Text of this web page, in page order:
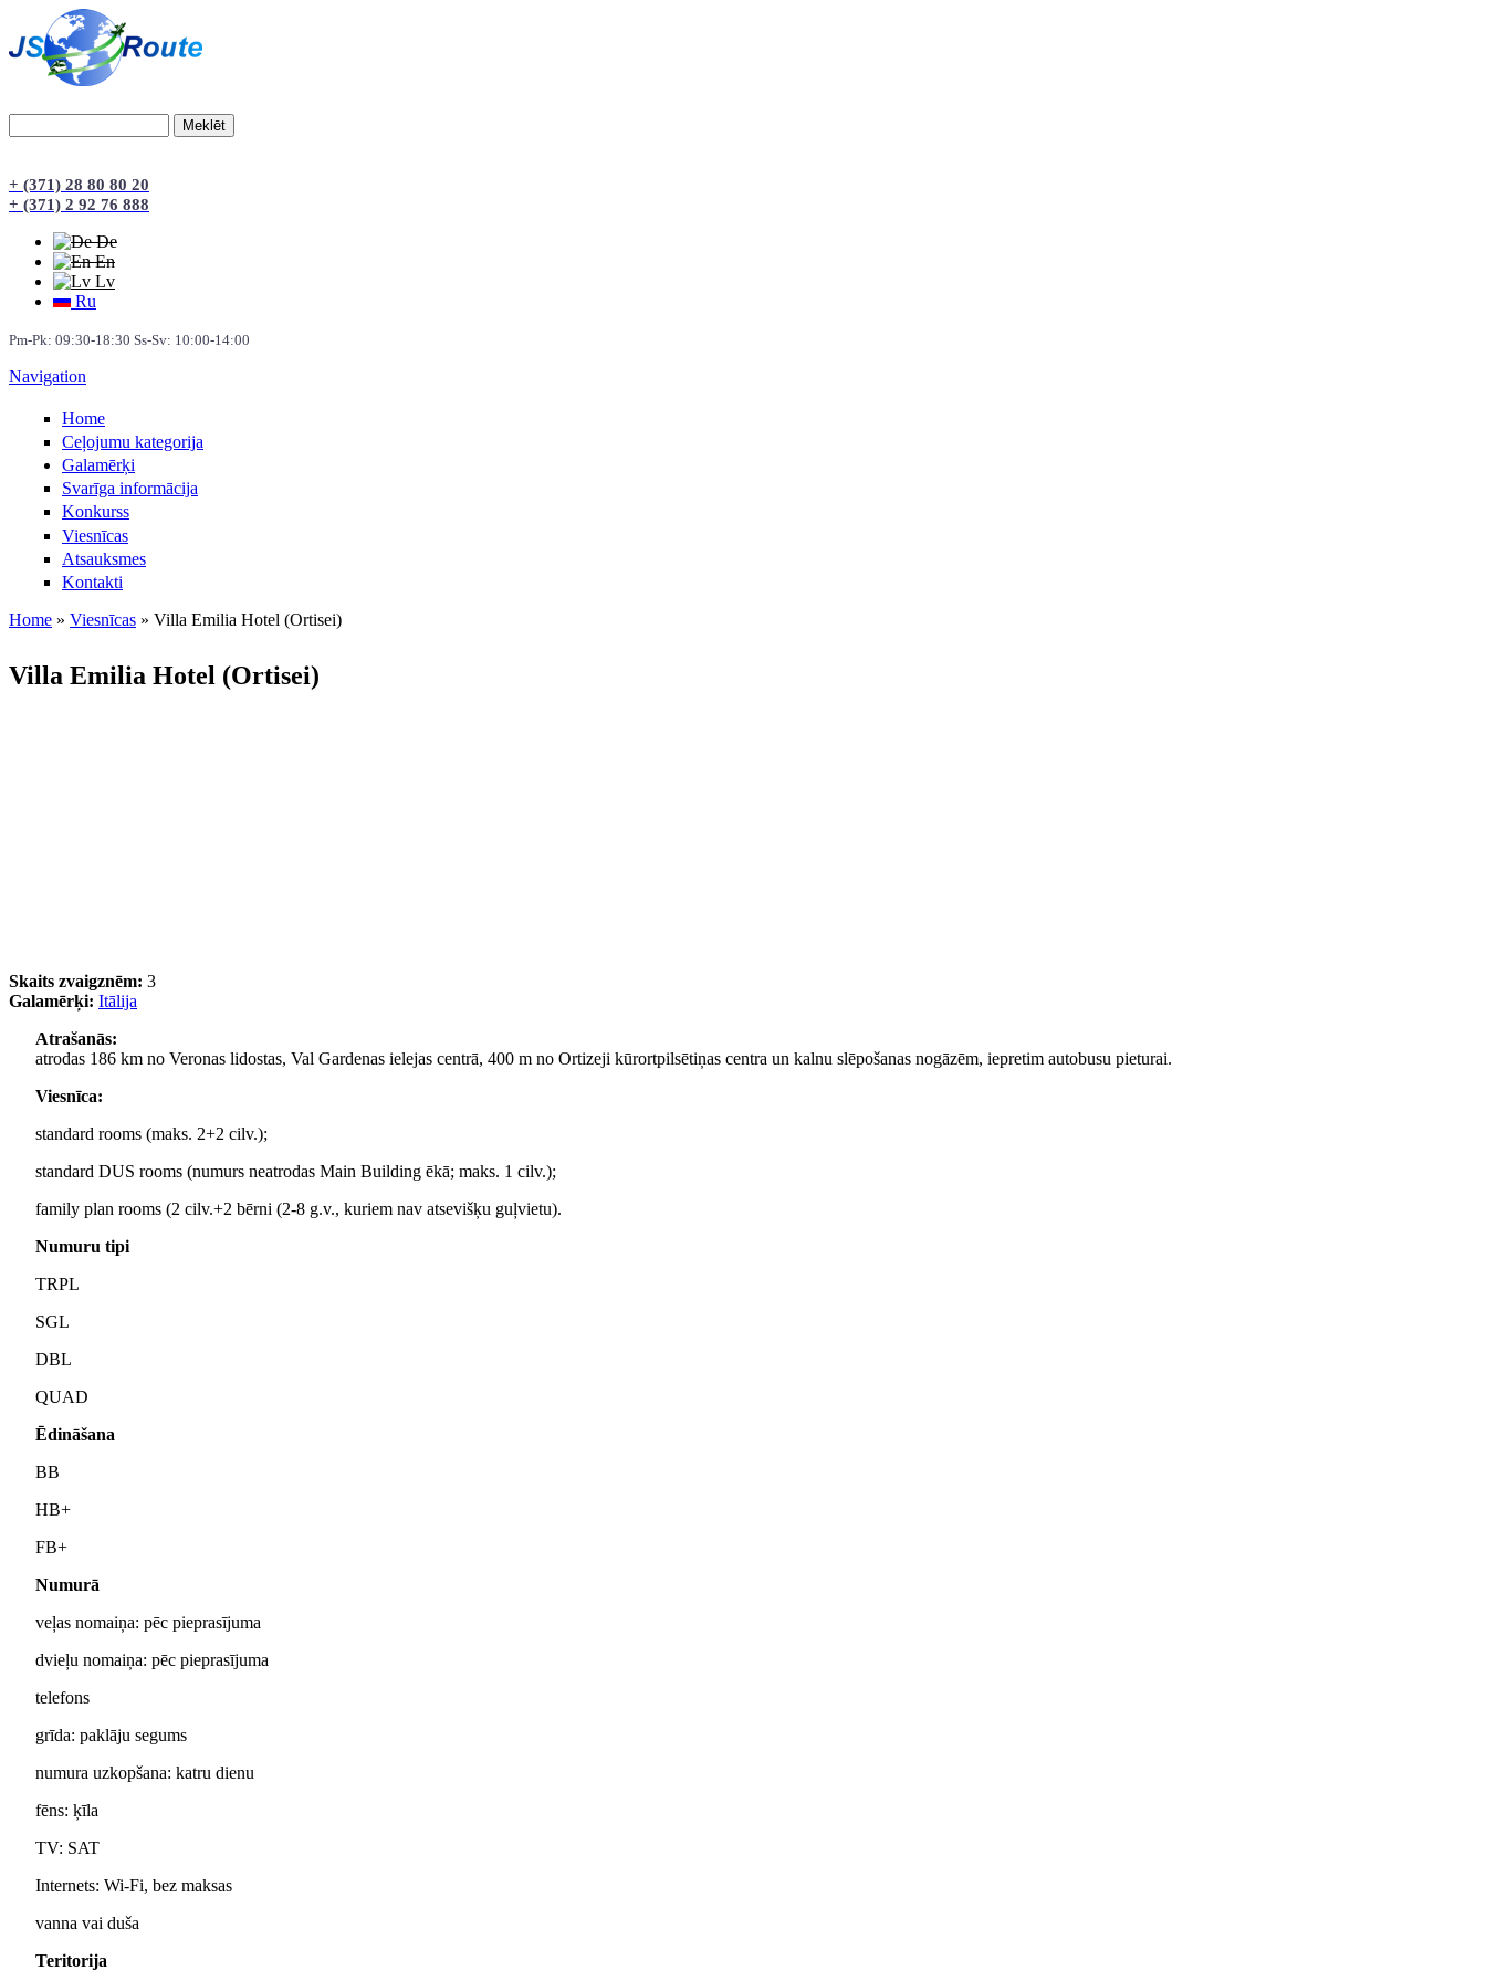
+ (371) 28 80 80 20
+ (371) 2 92 76 888
De
En
Lv
Ru
Pm-Pk: 09:30-18:30 Ss-Sv: 10:00-14:00
Navigation
Home
Сeļojumu kategorija
Galamērķi
Svarīga informācija
Konkurss
Viesnīcas
Atsauksmes
Kontakti
Home » Viesnīcas » Villa Emilia Hotel (Ortisei)
Villa Emilia Hotel (Ortisei)
Skaits zvaigznēm: 3
Galamērķi: Itālija
Atrašanās:
atrodas 186 km no Veronas lidostas, Val Gardenas ielejas centrā, 400 m no Ortizeji kūrortpilsētiņas centra un kalnu slēpošanas nogāzēm, iepretim autobusu pieturai.
Viesnīca:
standard rooms (maks. 2+2 cilv.);
standard DUS rooms (numurs neatrodas Main Building ēkā; maks. 1 cilv.);
family plan rooms (2 cilv.+2 bērni (2-8 g.v., kuriem nav atsevišķu guļvietu).
Numuru tipi
TRPL
SGL
DBL
QUAD
Ēdināšana
BB
HB+
FB+
Numurā
veļas nomaiņa: pēc pieprasījuma
dvieļu nomaiņa: pēc pieprasījuma
telefons
grīda: paklāju segums
numura uzkopšana: katru dienu
fēns: ķīla
TV: SAT
Internets: Wi-Fi, bez maksas
vanna vai duša
Teritorija